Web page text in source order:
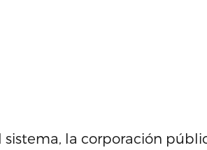
la corporación